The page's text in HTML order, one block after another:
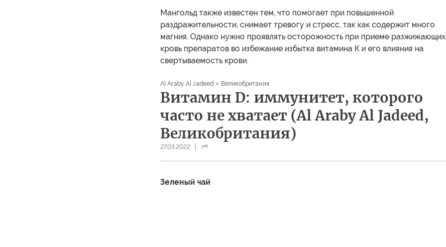
Мангольд также известен тем, что помогает при повышенной
раздражительности, снимает тревогу и стресс, так как содержит много
магния. Однако нужно проявлять осторожность при приеме разжижающих
кровь препаратов во избежание избытка витамина К и его влияния на
свертываемость крови.
Al Araby Al Jadeed Великобритания
Витамин D: иммунитет, которого
часто не хватает (Al Araby Al Jadeed,
Великобритания)
27.03.2022
Зеленый чай